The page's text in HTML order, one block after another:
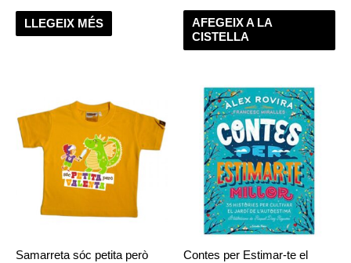
LLEGEIX MÉS
AFEGEIX A LA
CISTELLA
Samarreta sóc petita però
Contes per Estimar-te el